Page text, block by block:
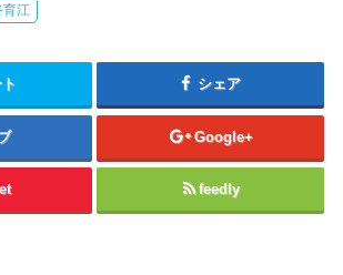
育江
シェア
Google+
feedly